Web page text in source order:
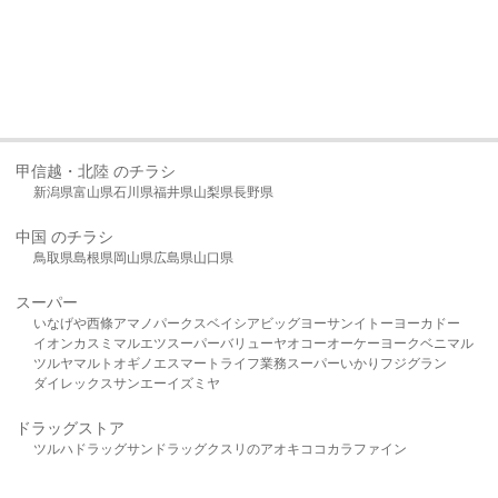
甲信越・北陸 のチラシ
新潟県富山県石川県福井県山梨県長野県
中国 のチラシ
鳥取県島根県岡山県広島県山口県
スーパー
いなげや西條アマノパークスベイシア ビッグヨーサンイトーヨーカドー
イオンカスミ マルエツスーパーバリューヤオコーオーケー ヨークベニマル
ツルヤマルト オギノ エスマート ライフ業務スーパーいかり フジグラン
ダイレックスサンエーイズミヤ
ドラッグストア
ツルハドラッグサンドラッグクスリのアオキ ココカラファイン